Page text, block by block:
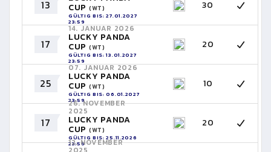
13 CUP (WT)
GÜLTIG BIS: 27.01.2027
23:59
30
17
14. JANUAR 2026
LUCKY PANDA
CUP (WT)
GÜLTIG BIS: 13.01.2027
23:59
20
25
07. JANUAR 2026
LUCKY PANDA
CUP (WT)
GÜLTIG BIS: 06.01.2027
23:59
10
17
26. NOVEMBER
2025
LUCKY PANDA
CUP (WT)
GÜLTIG BIS: 25.11.2026
23:59
20
12. NOVEMBER